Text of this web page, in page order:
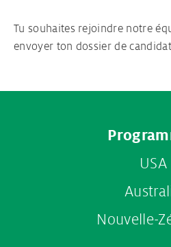
Ton assurance Au pair
Tu souhaites rejoindre notre
envoyer ton dossier de
USA
Nouvelle-